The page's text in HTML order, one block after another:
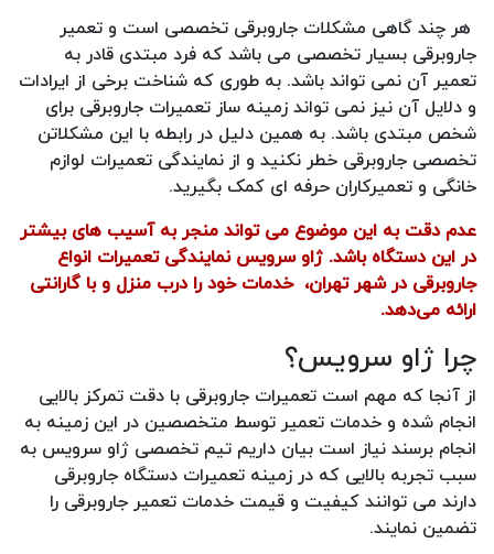
هر چند گاهی مشکلات جاروبرقی تخصصی است و تعمیر
جاروبرقی بسیار تخصصی می باشد که فرد مبتدی قادر به
تعمیر آن نمی تواند باشد. به طوری که شناخت برخی از ایرادات
و دلایل آن نیز نمی تواند زمینه ساز تعمیرات جاروبرقی برای
شخص مبتدی باشد. به همین دلیل در رابطه با این مشکلاتن
تخصصی جاروبرقی خطر نکنید و از نمایندگی تعمیرات لوازم
خانگی و تعمیرکاران حرفه ای کمک بگیرید.
عدم دقت به این موضوع می تواند منجر به آسیب های بیشتر
در این دستگاه باشد. ژاو سرویس نمایندگی تعمیرات انواع
جاروبرقی در شهر تهران، خدمات خود را درب منزل و با گارانتی
ارائه می‌دهد.
چرا ژاو سرویس؟
از آنجا که مهم است تعمیرات جاروبرقی با دقت تمرکز بالایی
انجام شده و خدمات تعمیر توسط متخصصین در این زمینه به
انجام برسند نیاز است بیان داریم تیم تخصصی ژاو سرویس به
سبب تجربه بالایی که در زمینه تعمیرات دستگاه جاروبرقی
دارند می توانند کیفیت و قیمت خدمات تعمیر جاروبرقی را
تضمین نمایند.